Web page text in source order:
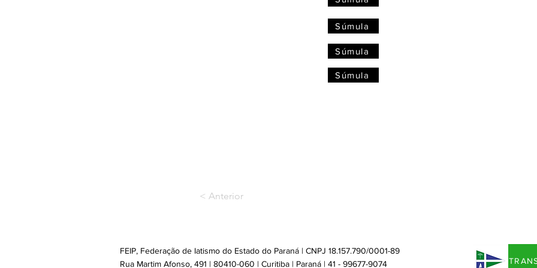
Súmula
Súmula
Súmula
< Anterior
FEIP, Federação de Iatismo do Estado do Paraná | CNPJ 18.157.790/0001-89
Rua Martim Afonso, 491 | 80410-060 | Curitiba | Paraná | 41 - 99677-9074